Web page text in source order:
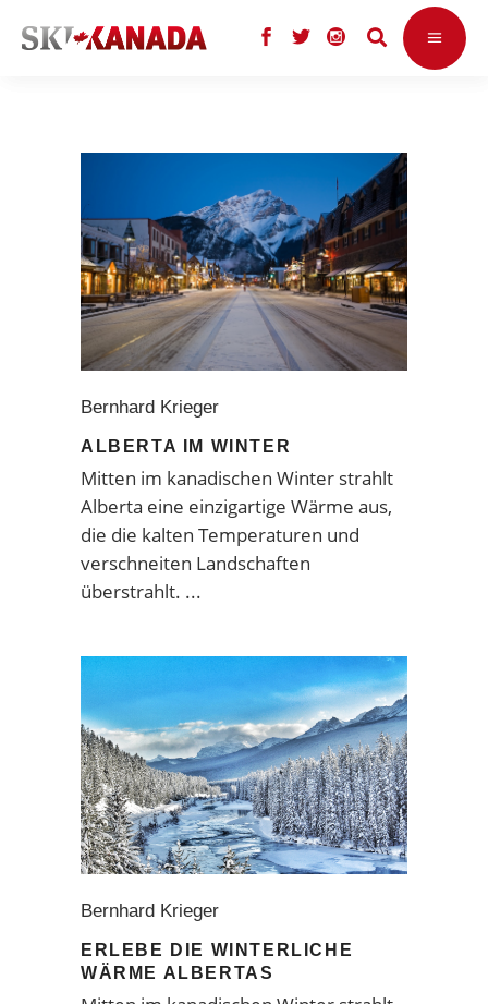
Bernhard Krieger
ALBERTA IM WINTER
Mitten im kanadischen Winter strahlt
Alberta eine einzigartige Wärme aus,
die die kalten Temperaturen und
verschneiten Landschaften
überstrahlt.
Bernhard Krieger
ERLEBE DIE WINTERLICHE
WÄRME ALBERTAS